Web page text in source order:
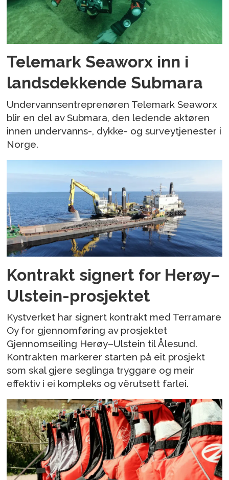
Telemark Seaworx inn i
landsdekkende Submara
Undervannsentreprenøren Telemark Seaworx
blir en del av Submara, den ledende aktøren
innen undervanns-, dykke- og surveytjenester i
Norge.
Kontrakt signert for Herøy–
Ulstein-prosjektet
Kystverket har signert kontrakt med Terramare
Oy for gjennomføring av prosjektet
Gjennomseiling Herøy–Ulstein til Ålesund.
Kontrakten markerer starten på eit prosjekt
som skal gjere seglinga tryggare og meir
effektiv i ei kompleks og vêrutsett farlei.